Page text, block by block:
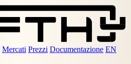
Mercati Prezzi Documentazione EN